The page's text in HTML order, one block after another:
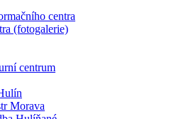
centra
(fotogalerie)
centrum
Morava